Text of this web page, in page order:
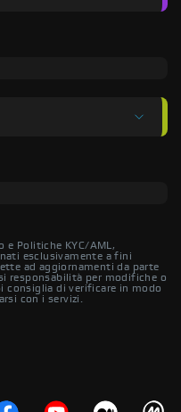
Politiche KYC/AML,
esclusivamente a fini
ad aggiornamenti da parte
responsabilità per modifiche o
consiglia di verificare in modo
con i servizi.